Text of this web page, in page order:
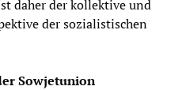
daher der kollektive und
der sozialistischen
Sowjetunion